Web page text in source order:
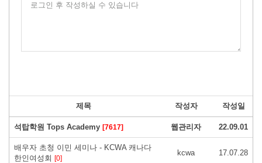
로그인 후 작성하실 수 있습니다
제목 작성자 작성일
석탑학원 Tops Academy [7617] 웹관리자 22.09.01
배우자 초청 이민 세미나 - KCWA 캐나다
한인여성회 [0]
kcwa 17.07.28